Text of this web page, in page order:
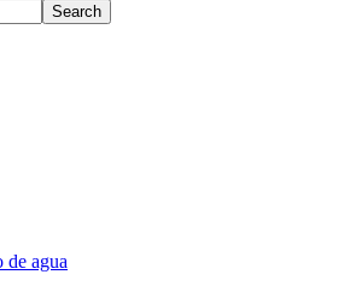
Search
de agua